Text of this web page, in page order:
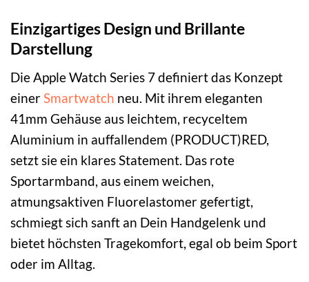
Einzigartiges Design und Brillante
Darstellung
Die Apple Watch Series 7 definiert das Konzept
einerSmartwatch neu. Mit ihrem eleganten
41mm Gehäuse aus leichtem, recyceltem
Aluminium in auffallendem (PRODUCT)RED,
setzt sie ein klares Statement. Das rote
Sportarmband, aus einem weichen,
atmungsaktiven Fluorelastomer gefertigt,
schmiegt sich sanft an Dein Handgelenk und
bietet höchsten Tragekomfort, egal ob beim Sport
oder im Alltag.